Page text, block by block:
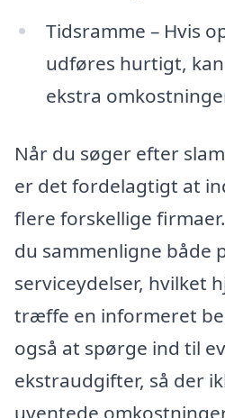
Tidsramme – Hvis
udføres hurtigt,
ekstra
Når du søger efter
er det fordelagtigt at
flere forskellige
du sammenligne både
serviceydelser, hvilket
træffe en informeret
også at spørge ind til
ekstraudgifter, så der
uventede